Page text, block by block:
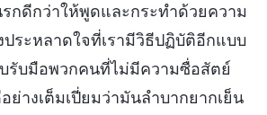
กดีกว่าให้พูดและกระทำด้วยความ
ระหลาดใจที่เรามีวิธีปฏิบัติอีกแบบ
รับมือพวกคนที่ไม่มีความซื่อสัตย์
ย่างเต็มเปี่ยมว่ามันลำบากยากเย็น